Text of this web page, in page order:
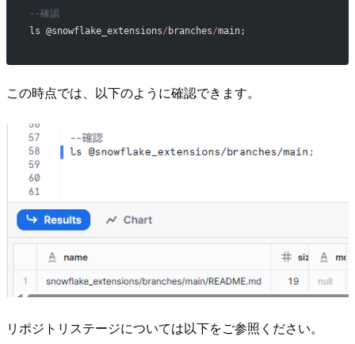
--確認
ls @snowflake_extensions/branches/main;
この時点では、以下のように確認できます。
リポジトリステージについては以下をご参照ください。